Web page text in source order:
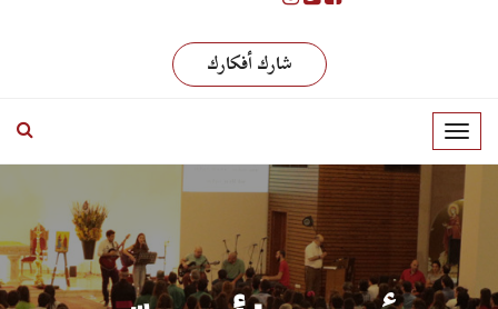
شارك أفكارك
T
o
g
l
e
n